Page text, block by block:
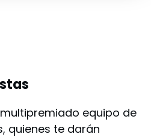
equipo de
quienes te darán